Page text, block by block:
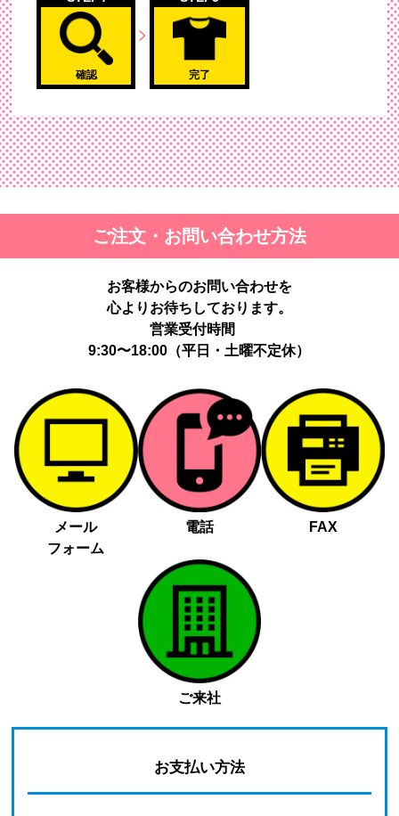
確認 完了
ご注文・お問い合わせ方法
お客様からのお問い合わせを
心よりお待ちしております。
営業受付時間
9:30〜18:00（平日・土曜不定休）
メール
フォーム
電話 FAX
ご来社
お支払い方法